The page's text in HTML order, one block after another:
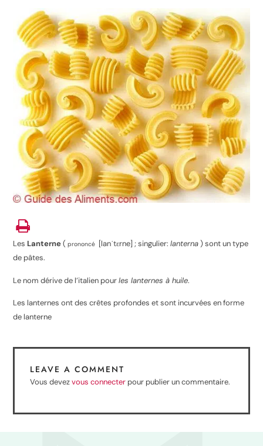
Les Lanterne(prononcé [lanˈtɛrne] ; singulier:lanterna) sont un type
de pâtes.
Le nom dérive de l’italien pourles lanternes à huile.
Les lanternes ont des crêtes profondes et sont incurvées en forme
de lanterne
LEAVE A COMMENT
Vous devezvous connecter pour publier un commentaire.